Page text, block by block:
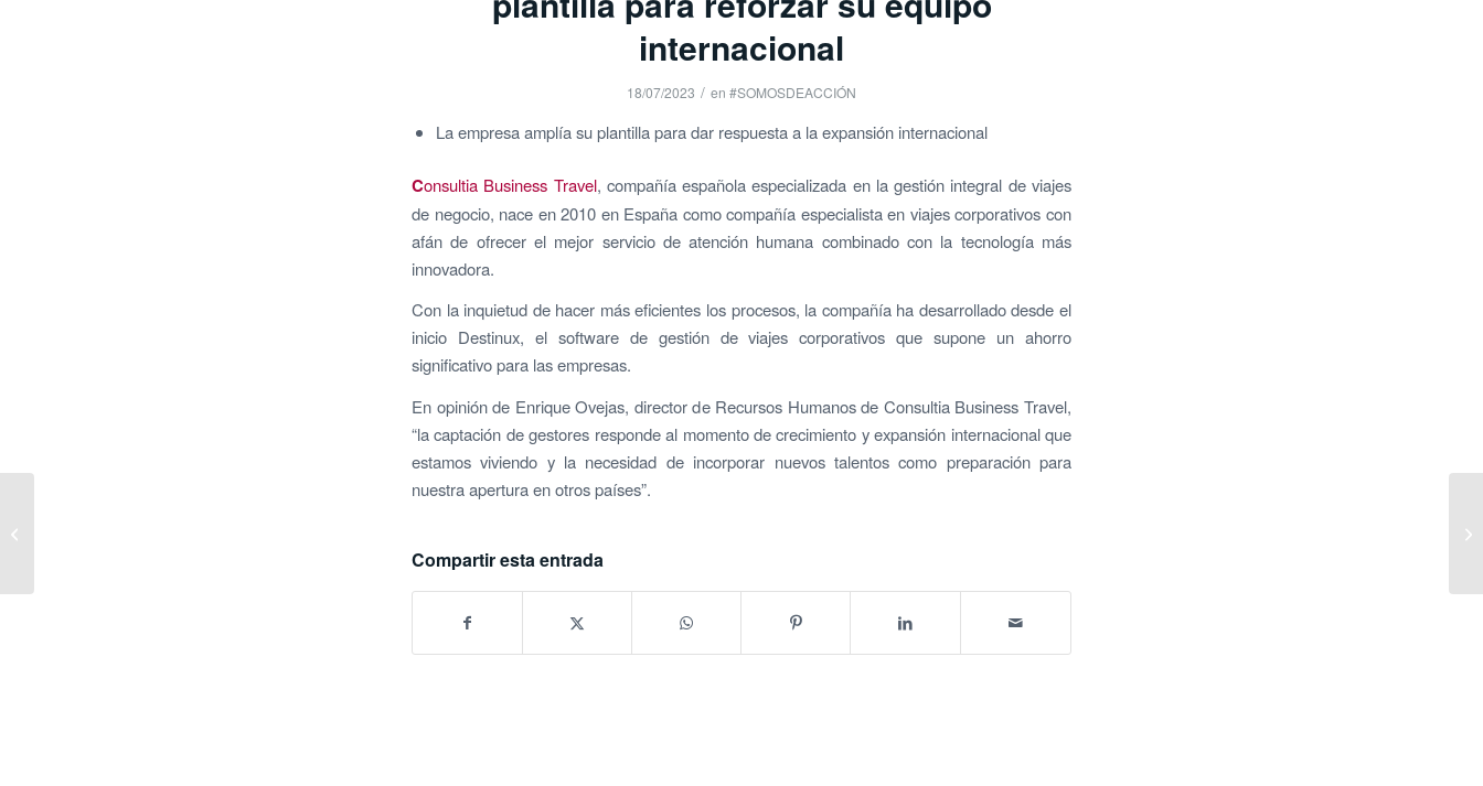
internacional
18/07/2023 / en #SOMOSDEACCIÓN
La empresa amplía su plantilla para dar respuesta a la expansión internacional
Consultia Business Travel, compañía española especializada en la gestión integral de viajes
de negocio, nace en 2010 en España como compañía especialista en viajes corporativos con
afán de ofrecer el mejor servicio de atención humana combinado con la tecnología más
innovadora.
Con la inquietud de hacer más eficientes los procesos, la compañía ha desarrollado desde el
inicio Destinux, el software de gestión de viajes corporativos que supone un ahorro
significativo para las empresas.
En opinión de Enrique Ovejas, director de Recursos Humanos de Consultia Business Travel,
“la captación de gestores responde al momento de crecimiento y expansión internacional que
estamos viviendo y la necesidad de incorporar nuevos talentos como preparación para
nuestra apertura en otros países”.
Compartir esta entrada